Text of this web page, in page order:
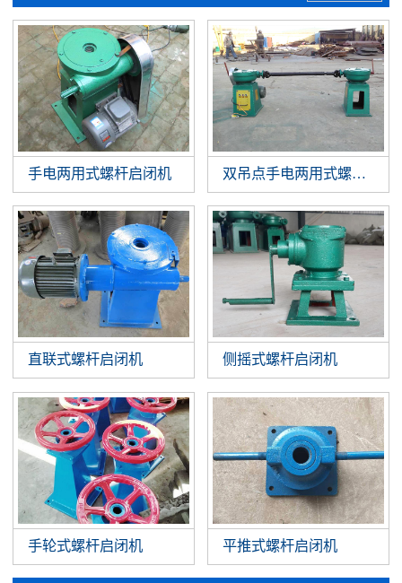
手电两用式螺杆启闭机 双吊点手电两用式螺杆启闭
直联式螺杆启闭机 侧摇式螺杆启闭机
手轮式螺杆启闭机 平推式螺杆启闭机